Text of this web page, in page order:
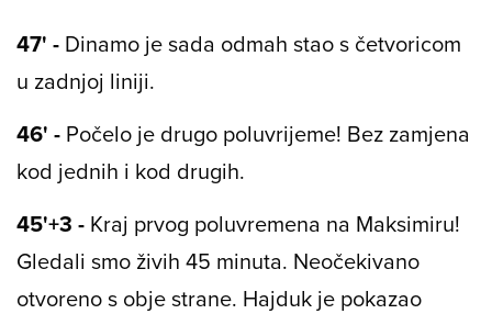
47' - Dinamo je sada odmah stao s četvoricom
u zadnjoj liniji.
46' - Počelo je drugo poluvrijeme! Bez zamjena
kod jednih i kod drugih.
45'+3 - Kraj prvog poluvremena na Maksimiru!
Gledali smo živih 45 minuta. Neočekivano
otvoreno s obje strane. Hajduk je pokazao